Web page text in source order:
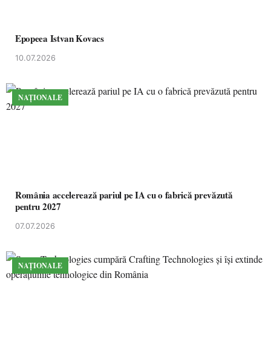
Epopeea Istvan Kovacs
10.07.2026
NAȚIONALE
România accelerează pariul pe IA cu o fabrică prevăzută
pentru 2027
07.07.2026
NAȚIONALE